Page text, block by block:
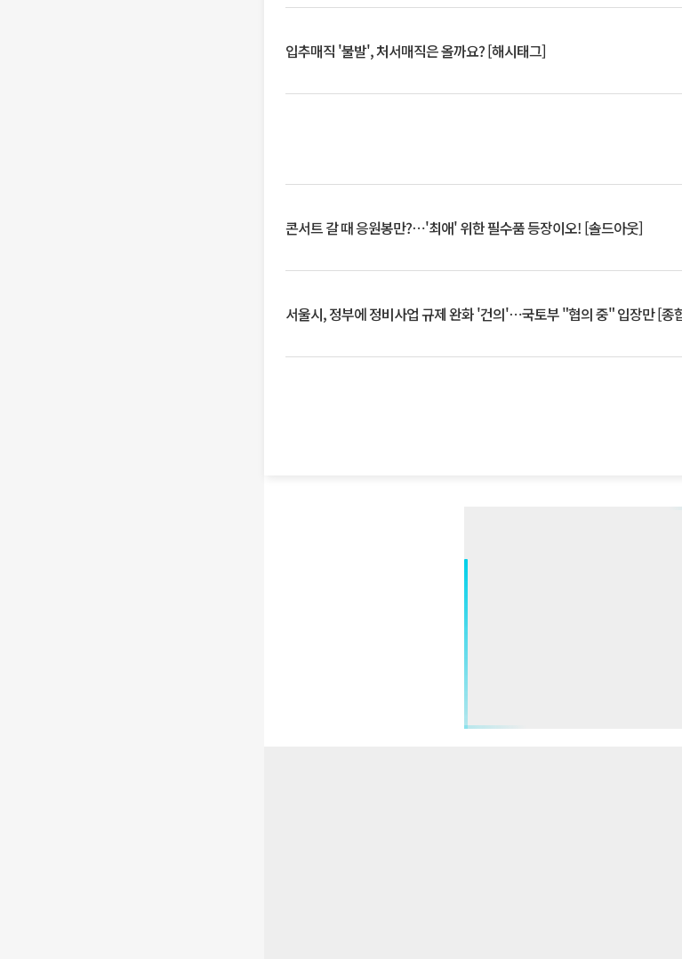
입추매직 '불발', 처서매직은 올까요? [해시태그]
콘서트 갈 때 응원봉만?⋯'최애' 위한 필수품 등장이오! [솔드아웃]
서울시, 정부에 정비사업 규제 완화 '건의'⋯국토부 "협의 중" 입장만 [종